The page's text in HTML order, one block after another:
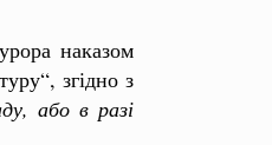
наказом
згідно з
або в разі